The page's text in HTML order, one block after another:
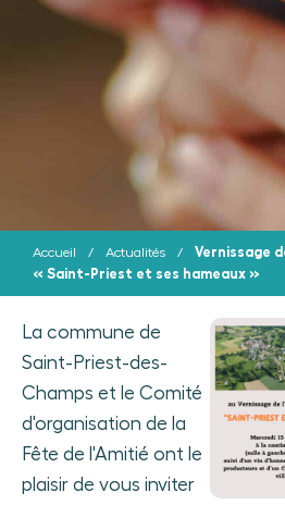
Accueil / Actualités /
Vernissage
« Saint-Priest et ses hameaux »
La commune de
Saint-Priest-des-
Champs et le Comité
d'organisation de la
Fête de l'Amitié ont le
plaisir de vous inviter